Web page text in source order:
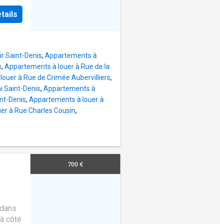
Une
m²
Saint-Denis, Appartements à
, Appartements à louer à Rue de la
à Rue de Crimée Aubervilliers,
Saint-Denis, Appartements à
Denis, Appartements à louer à
à Rue Charles Cousin,
côté
700 €